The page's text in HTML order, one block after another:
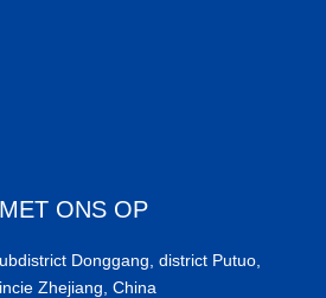
ONS OP
Donggang, district Putuo,
Zhejiang, China